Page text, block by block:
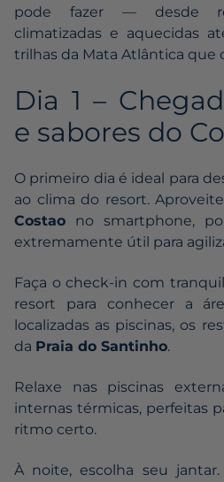
pode fazer — desde
climatizadas e aquecidas
trilhas da Mata Atlântica que
Dia 1 –
e sabores do
O primeiro dia é ideal para
ao clima do resort.
Costao no smartphone,
extremamente útil para
Faça o check-in com
resort para conhecer a
localizadas as piscinas, os
da Praia do Santinho.
Relaxe nas piscinas
internas térmicas, perfeitas
ritmo certo.
À noite, escolha seu